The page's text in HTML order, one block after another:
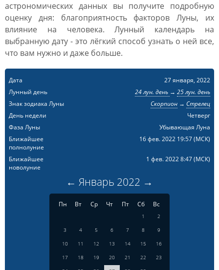
астрономических данных вы получите подробную
оценку дня: благоприятность факторов Луны, их
влияние на человека. Лунный календарь на
выбранную дату - это лёгкий способ узнать о ней все,
что вам нужно и даже больше.
Дата
27 января, 2022
Лунный день
24 лун. день → 25 лун. день
Знак зодиака Луны
Скорпион→ Стрелец
День недели
Четверг
Фаза Луны
Убывающая Луна
Ближайшее
полнолуние
16 фев. 2022 19:57(МСК)
Ближайшее
новолуние
1 фев. 2022 8:47(МСК)
← Январь 2022 →
Пн Вт Ср Чт Пт Сб Вс
1
2
3
4 5 6 7 8
9
10
11 12 13 14 15
16
17
18 19 20 21 22
23